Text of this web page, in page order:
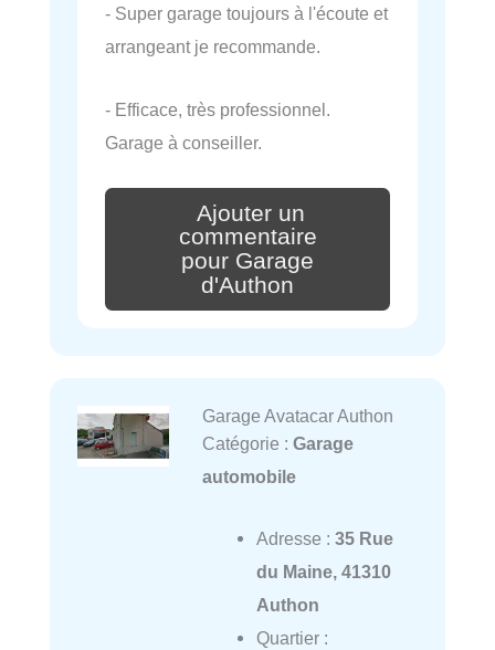
- Super garage toujours à l'écoute et
arrangeant je recommande.
- Efficace, très professionnel.
Garage à conseiller.
Ajouter un
commentaire
pour Garage
d'Authon
Garage Avatacar Authon
Catégorie : Garage
automobile
Adresse : 35 Rue
du Maine, 41310
Authon
Quartier :